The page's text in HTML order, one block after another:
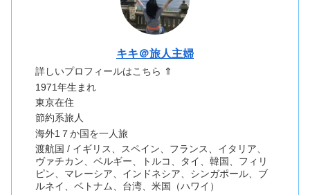
キキ＠旅人主婦
詳しいプロフィールはこちら ⇑
1971年生まれ
東京在住
節約系旅人
海外1７か国を一人旅
渡航国 / イギリス、スペイン、フランス、イタリア、
ヴァチカン、ベルギー、トルコ、タイ、韓国、フィリ
ピン、マレーシア、インドネシア、シンガポール、ブ
ルネイ、ベトナム、台湾、米国（ハワイ）